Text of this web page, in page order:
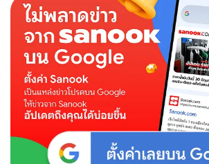
ทั้งหมด
ธรรมดา
และ